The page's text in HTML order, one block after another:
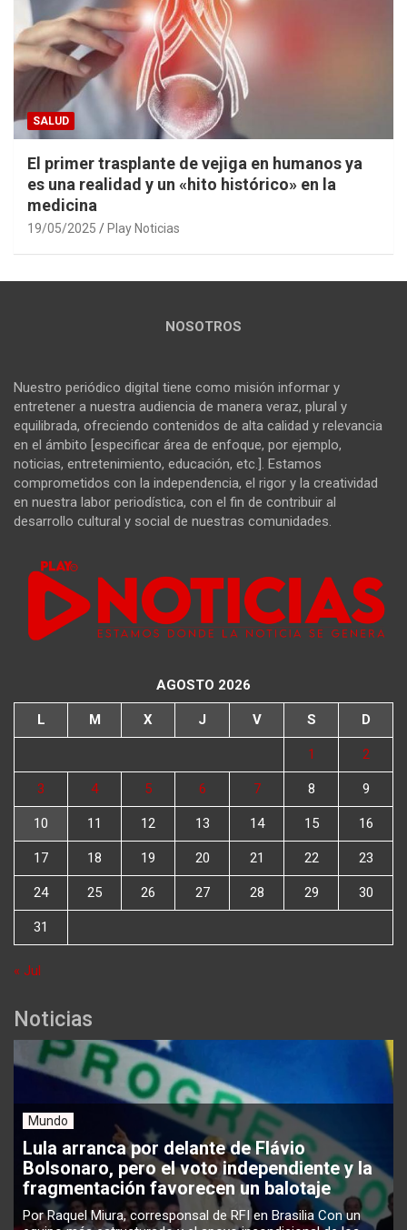
SALUD
El primer trasplante de vejiga en humanos ya
es una realidad y un «hito histórico» en la
medicina
19/05/2025 Play Noticias
NOSOTROS
Nuestro periódico digital tiene como misión informar y
entretener a nuestra audiencia de manera veraz, plural y
equilibrada, ofreciendo contenidos de alta calidad y relevancia
en el ámbito [especificar área de enfoque, por ejemplo,
noticias, entretenimiento, educación, etc.]. Estamos
comprometidos con la independencia, el rigor y la creatividad
en nuestra labor periodística, con el fin de contribuir al
desarrollo cultural y social de nuestras comunidades.
AGOSTO 2026
L M X J V S D
1 2
3 4 5 6 7 8 9
10 11 12 13 14 15 16
17 18 19 20 21 22 23
24 25 26 27 28 29 30
31
« Jul
Noticias
Mundo
Lula arranca por delante de Flávio
Bolsonaro, pero el voto independiente y la
fragmentación favorecen un balotaje
Por Raquel Miura, corresponsal de RFI en Brasilia Con un